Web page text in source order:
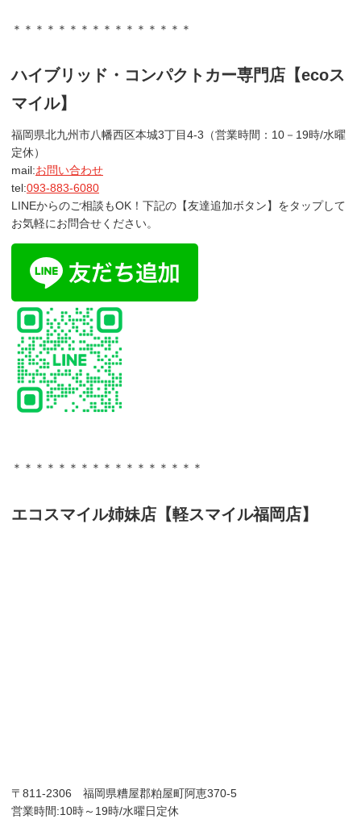
＊＊＊＊＊＊＊＊＊＊＊＊＊＊＊＊
ハイブリッド・コンパクトカー専門店【ecoス
マイル】
福岡県北九州市八幡西区本城3丁目4-3（営業時間：10－19時/水曜
定休）
mail:お問い合わせ
tel:093-883-6080
LINEからのご相談もOK！下記の【友達追加ボタン】をタップして
お気軽にお問合せください。
＊＊＊＊＊＊＊＊＊＊＊＊＊＊＊＊＊
エコスマイル姉妹店【軽スマイル福岡店】
〒811-2306 福岡県糟屋郡粕屋町阿恵370-5
営業時間:10時～19時/水曜日定休